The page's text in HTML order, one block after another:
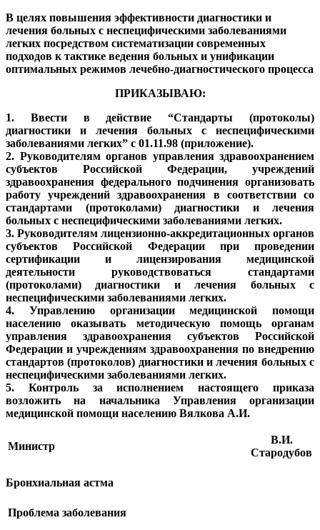
В целях повышения эффективности диагностики и
лечения больных с неспецифическими заболеваниями
легких посредством систематизации современных
подходов к тактике ведения больных и унификации
оптимальных режимов лечебно-диагностического процесса
ПРИКАЗЫВАЮ:
1. Ввести в действие “Стандарты (протоколы)
диагностики и лечения больных с неспецифическими
заболеваниями легких” с 01.11.98 (приложение).
2. Руководителям органов управления здравоохранением
субъектов Российской Федерации, учреждений
здравоохранения федерального подчинения организовать
работу учреждений здравоохранения в соответствии со
стандартами (протоколами) диагностики и лечения
больных с неспецифическими заболеваниями легких.
3. Руководителям лицензионно-аккредитационных органов
субъектов Российской Федерации при проведении
сертификации и лицензирования медицинской
деятельности руководствоваться стандартами
(протоколами) диагностики и лечения больных с
неспецифическими заболеваниями легких.
4. Управлению организации медицинской помощи
населению оказывать методическую помощь органам
управления здравоохранения субъектов Российской
Федерации и учреждениям здравоохранения по внедрению
стандартов (протоколов) диагностики и лечения больных с
неспецифическими заболеваниями легких.
5. Контроль за исполнением настоящего приказа
возложить на начальника Управления организации
медицинской помощи населению Вялкова А.И.
Министр
В.И.
Стародубов
Бронхиальная астма
Проблема заболевания